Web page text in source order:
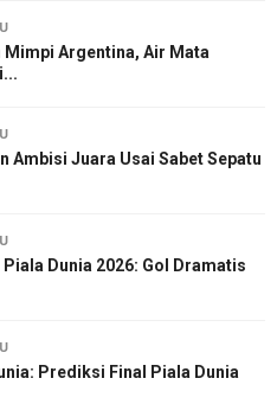
Mimpi Argentina, Air Mata
Ambisi Juara Usai Sabet Sepatu
Dunia 2026: Gol Dramatis
Prediksi Final Piala Dunia